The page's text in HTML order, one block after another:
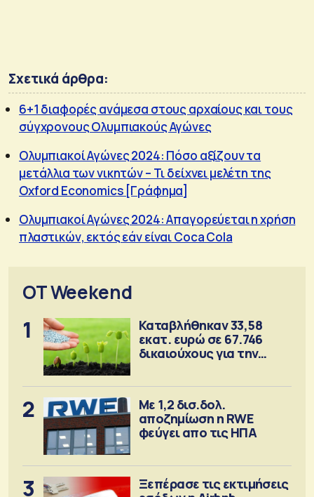
Σχετικά άρθρα:
6+1 διαφορές ανάμεσα στους αρχαίους και τους
σύγχρονους Ολυμπιακούς Αγώνες
Ολυμπιακοί Αγώνες 2024: Πόσο αξίζουν τα
μετάλλια των νικητών – Τι δείχνει μελέτη της
Oxford Economics [Γράφημα]
Ολυμπιακοί Αγώνες 2024: Aπαγορεύεται η χρήση
πλαστικών, εκτός εάν είναι Coca Cola
OT Weekend
1
Καταβλήθηκαν 33,58
εκατ. ευρώ σε 67.746
δικαιούχους για την
2
Με 1,2 δισ.δολ.
αποζημίωση η RWE
φεύγει απο τις ΗΠΑ
3
Ξεπέρασε τις εκτιμήσεις